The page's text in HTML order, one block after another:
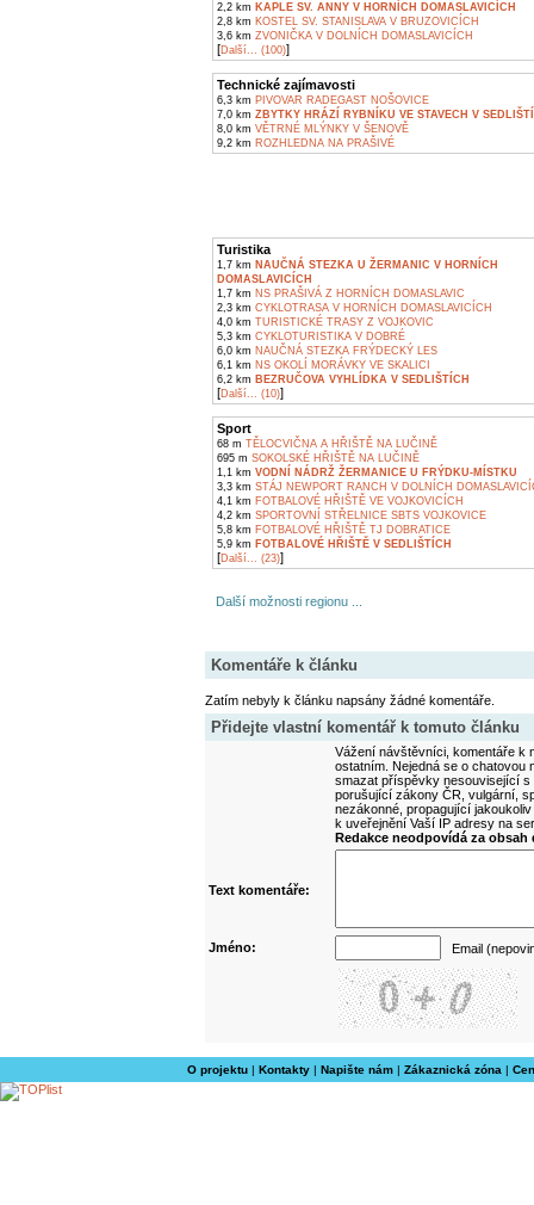
2,2 km KAPLE SV. ANNY V HORNÍCH DOMASLAVICÍCH
2,8 km KOSTEL SV. STANISLAVA V BRUZOVICÍCH
3,6 km ZVONIČKA V DOLNÍCH DOMASLAVICÍCH
[Další... (100)]
Technické zajímavosti
6,3 km PIVOVAR RADEGAST NOŠOVICE
7,0 km ZBYTKY HRÁZÍ RYBNÍKU VE STAVECH V
8,0 km VĚTRNÉ MLÝNKY V ŠENOVĚ
9,2 km ROZHLEDNA NA PRAŠIVÉ
Turistika
1,7 km NAUČNÁ STEZKA U ŽERMANIC V HORNÍCH
DOMASLAVICÍCH
1,7 km NS PRAŠIVÁ Z HORNÍCH DOMASLAVIC
2,3 km CYKLOTRASA V HORNÍCH DOMASLAVICÍCH
4,0 km TURISTICKÉ TRASY Z VOJKOVIC
5,3 km CYKLOTURISTIKA V DOBRÉ
6,0 km NAUČNÁ STEZKA FRÝDECKÝ LES
6,1 km NS OKOLÍ MORÁVKY VE SKALICI
6,2 km BEZRUČOVA VYHLÍDKA V SEDLIŠTÍCH
[Další... (10)]
Sport
68 m TĚLOCVIČNA A HŘIŠTĚ NA LUČINĚ
695 m SOKOLSKÉ HŘIŠTĚ NA LUČINĚ
1,1 km VODNÍ NÁDRŽ ŽERMANICE U FRÝDKU-MÍSTKU
3,3 km STÁJ NEWPORT RANCH V DOLNÍCH
4,1 km FOTBALOVÉ HŘIŠTĚ VE VOJKOVICÍCH
4,2 km SPORTOVNÍ STŘELNICE SBTS VOJKOVICE
5,8 km FOTBALOVÉ HŘIŠTĚ TJ DOBRATICE
5,9 km FOTBALOVÉ HŘIŠTĚ V SEDLIŠTÍCH
[Další... (23)]
Další možnosti regionu ...
Komentáře k článku
Zatím nebyly k článku napsány žádné komentáře.
Přidejte vlastní komentář k tomuto článku
Vážení návštěvníci, komentáře k
ostatním. Nejedná se o
smazat příspěvky nesouvisející
porušující zákony ČR, vulgární,
nezákonné, propagující
k uveřejnění Vaší IP adresy na
Redakce neodpovídá za
Text komentáře:
Jméno: Email
O projektu| Kontakty| Napište nám| Zákaznická zóna |